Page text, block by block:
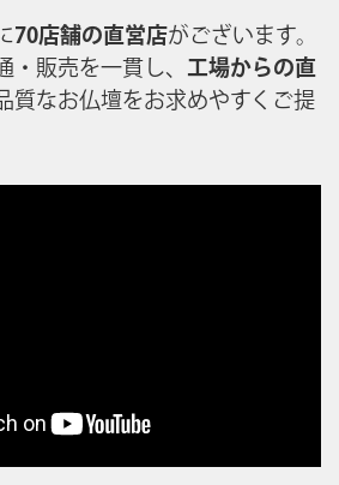
70店舗の直営店がございます。
・販売を一貫し、 工場からの直
質なお仏壇をお求めやすくご提